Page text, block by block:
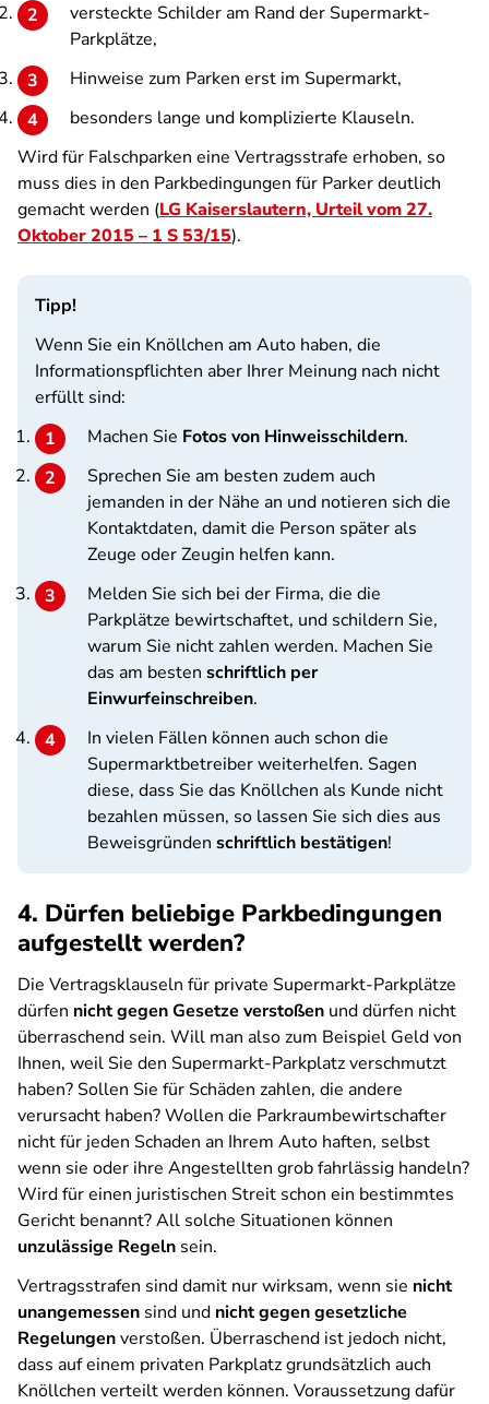
versteckte Schilder am Rand der Supermarkt-
Parkplätze,
Hinweise zum Parken erst im Supermarkt,
besonders lange und komplizierte Klauseln.
Wird für Falschparken eine Vertragsstrafe erhoben, so
muss dies in den Parkbedingungen für Parker deutlich
gemacht werden (LG Kaiserslautern, Urteil vom 27.
Oktober 2015 – 1 S 53/15).
Tipp!
Wenn Sie ein Knöllchen am Auto haben, die
Informationspflichten aber Ihrer Meinung nach nicht
erfüllt sind:
Machen Sie Fotos von Hinweisschildern.
Sprechen Sie am besten zudem auch
jemanden in der Nähe an und notieren sich die
Kontaktdaten, damit die Person später als
Zeuge oder Zeugin helfen kann.
Melden Sie sich bei der Firma, die die
Parkplätze bewirtschaftet, und schildern Sie,
warum Sie nicht zahlen werden. Machen Sie
das am besten schriftlich per
Einwurfeinschreiben.
In vielen Fällen können auch schon die
Supermarktbetreiber weiterhelfen. Sagen
diese, dass Sie das Knöllchen als Kunde nicht
bezahlen müssen, so lassen Sie sich dies aus
Beweisgründen schriftlich bestätigen!
4. Dürfen beliebige Parkbedingungen
aufgestellt werden?
Die Vertragsklauseln für private Supermarkt-Parkplätze
dürfen nicht gegen Gesetze verstoßen und dürfen nicht
überraschend sein. Will man also zum Beispiel Geld von
Ihnen, weil Sie den Supermarkt-Parkplatz verschmutzt
haben? Sollen Sie für Schäden zahlen, die andere
verursacht haben? Wollen die Parkraumbewirtschafter
nicht für jeden Schaden an Ihrem Auto haften, selbst
wenn sie oder ihre Angestellten grob fahrlässig handeln?
Wird für einen juristischen Streit schon ein bestimmtes
Gericht benannt? All solche Situationen können
unzulässige Regeln sein.
Vertragsstrafen sind damit nur wirksam, wenn sie nicht
unangemessen sind und nicht gegen gesetzliche
Regelungenverstoßen. Überraschend ist jedoch nicht,
dass auf einem privaten Parkplatz grundsätzlich auch
Knöllchen verteilt werden können. Voraussetzung dafür